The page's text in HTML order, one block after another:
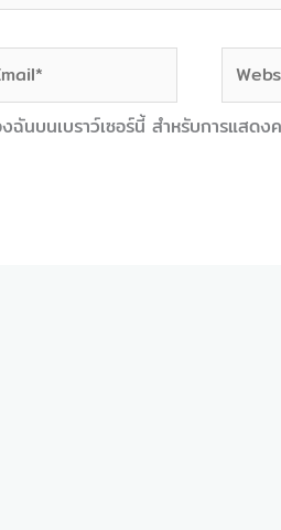
ฉันบนเบราว์เซอร์นี้ สำหรับการแสดง